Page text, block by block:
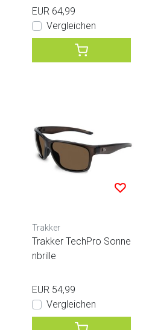
EUR 64,99
Vergleichen
Trakker
Trakker TechPro Sonne
nbrille
EUR 54,99
Vergleichen